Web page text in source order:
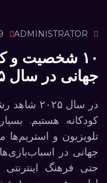
ADMINISTRATOR
۱۰ شخصیت و
جهانی در سال ۲۰۲۵
در سال
کودکانه هستیم.
تلویزیون و استریم‌ها
جهانی در
حتی فرهنگ اینترنتی